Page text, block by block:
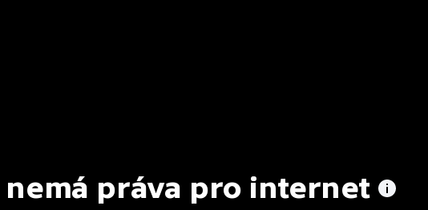
nemá práva pro internet